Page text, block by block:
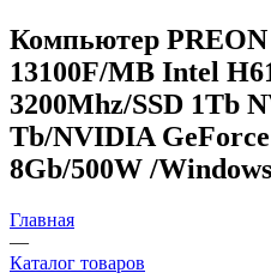
Компьютер PREON
13100F/MB Intel
3200Mhz/SSD 1Tb
Tb/NVIDIA
8Gb/500W /
Главная
—
Каталог товаров